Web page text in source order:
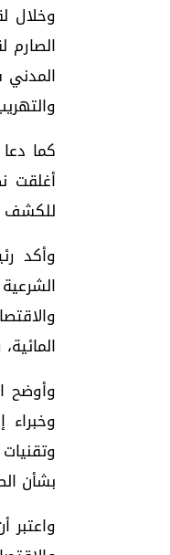
وخلال
الصارم
المدني
كما
أغلقت
للكشف
وأكد
وأوضح
بشأن
واعتبر